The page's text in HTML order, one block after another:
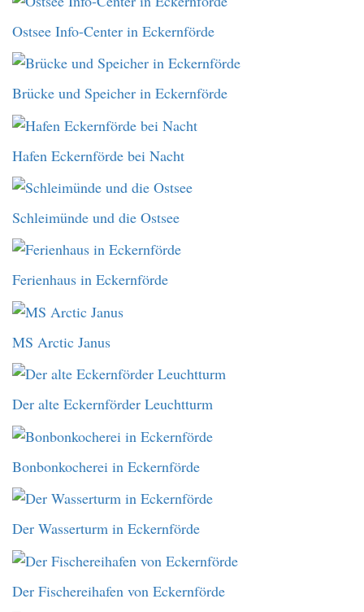
Ostsee Info-Center in Eckernförde
Brücke und Speicher in Eckernförde
Hafen Eckernförde bei Nacht
Schleimünde und die Ostsee
Ferienhaus in Eckernförde
MS Arctic Janus
Der alte Eckernförder Leuchtturm
Bonbonkocherei in Eckernförde
Der Wasserturm in Eckernförde
Der Fischereihafen von Eckernförde